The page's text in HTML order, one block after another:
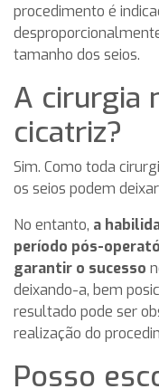
procedimento é
tamanho dos seios.
A cirurgia
cicatriz?
Sim. Como toda
os seios podem deixar
No entanto, a
período pós-
garantir o sucesso
deixando-a, bem
resultado pode ser
realização do
Posso